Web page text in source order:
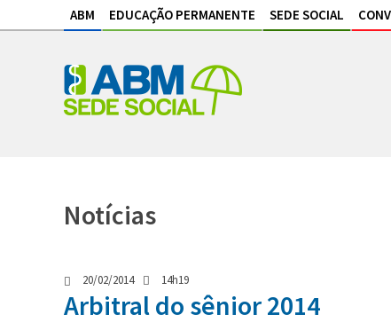
ABM EDUCAÇÃO PERMANENTE SEDE SOCIAL
Notícias
20/02/2014 14h19
Arbitral do sênior 2014